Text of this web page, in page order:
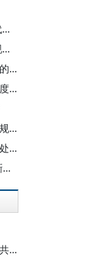
王志民：弘扬伟大长征精神 走好新时代的长征路
王志民：推进中华民族共同体建设 实现中华民族伟大复兴
王志民：坚持和完善人民代表大会制度的科学指引
王志民：从中华民族伟大复兴的战略高度深刻把握铸牢中华民族共同体意识
王志民：进一步完善党的自我革命制度规范体系
王志民：把握“一国两制”新的定位 正确处理六对重要关系
王志民：中国的全球治理理念与“丝路新秩序”
邵彦涛：长征与土地革命战争后期中国共产党政党形象的重塑